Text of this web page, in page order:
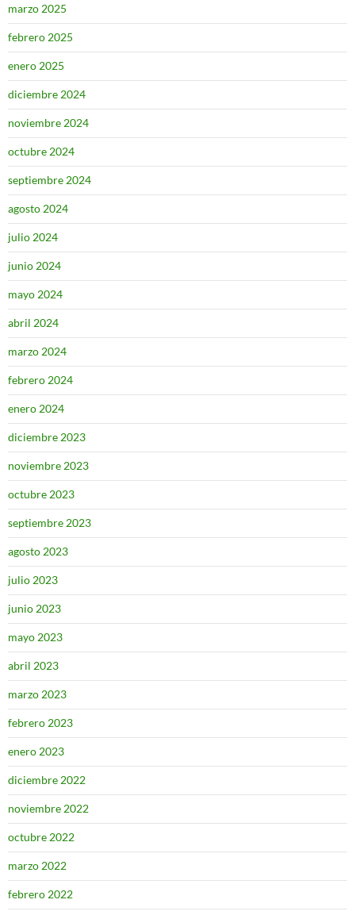
marzo 2025
febrero 2025
enero 2025
diciembre 2024
noviembre 2024
octubre 2024
septiembre 2024
agosto 2024
julio 2024
junio 2024
mayo 2024
abril 2024
marzo 2024
febrero 2024
enero 2024
diciembre 2023
noviembre 2023
octubre 2023
septiembre 2023
agosto 2023
julio 2023
junio 2023
mayo 2023
abril 2023
marzo 2023
febrero 2023
enero 2023
diciembre 2022
noviembre 2022
octubre 2022
marzo 2022
febrero 2022